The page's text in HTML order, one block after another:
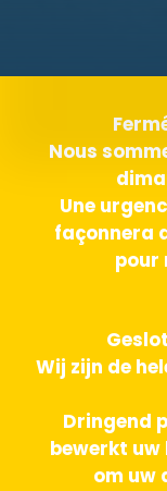
Nous
Une
façonnera
pour
Wij zijn de
Dringend
bewerkt uw
om uw